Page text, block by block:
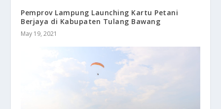
Pemprov Lampung Launching Kartu Petani
Berjaya di Kabupaten Tulang Bawang
May 19, 2021